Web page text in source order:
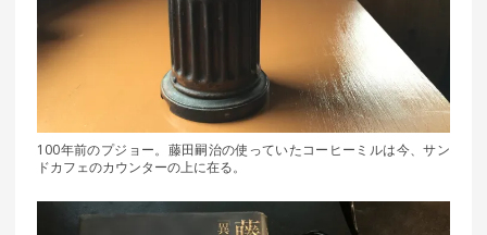
100年前のプジョー。藤田嗣治の使っていたコーヒーミルは今、サン
ドカフェのカウンターの上に在る。